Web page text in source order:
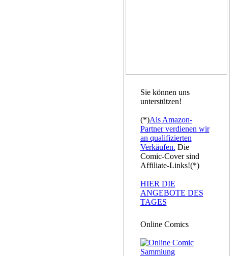
Sie können uns
unterstützen!
(*)Als Amazon-
Partner verdienen wir
an qualifizierten
Verkäufen. Die
Comic-Cover sind
Affiliate-Links!(*)
HIER DIE
ANGEBOTE DES
TAGES
Online Comics